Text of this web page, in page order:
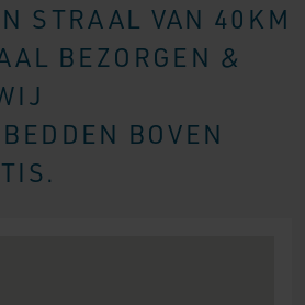
STRAAL VAN 40KM
BEZORGEN &
BOVEN